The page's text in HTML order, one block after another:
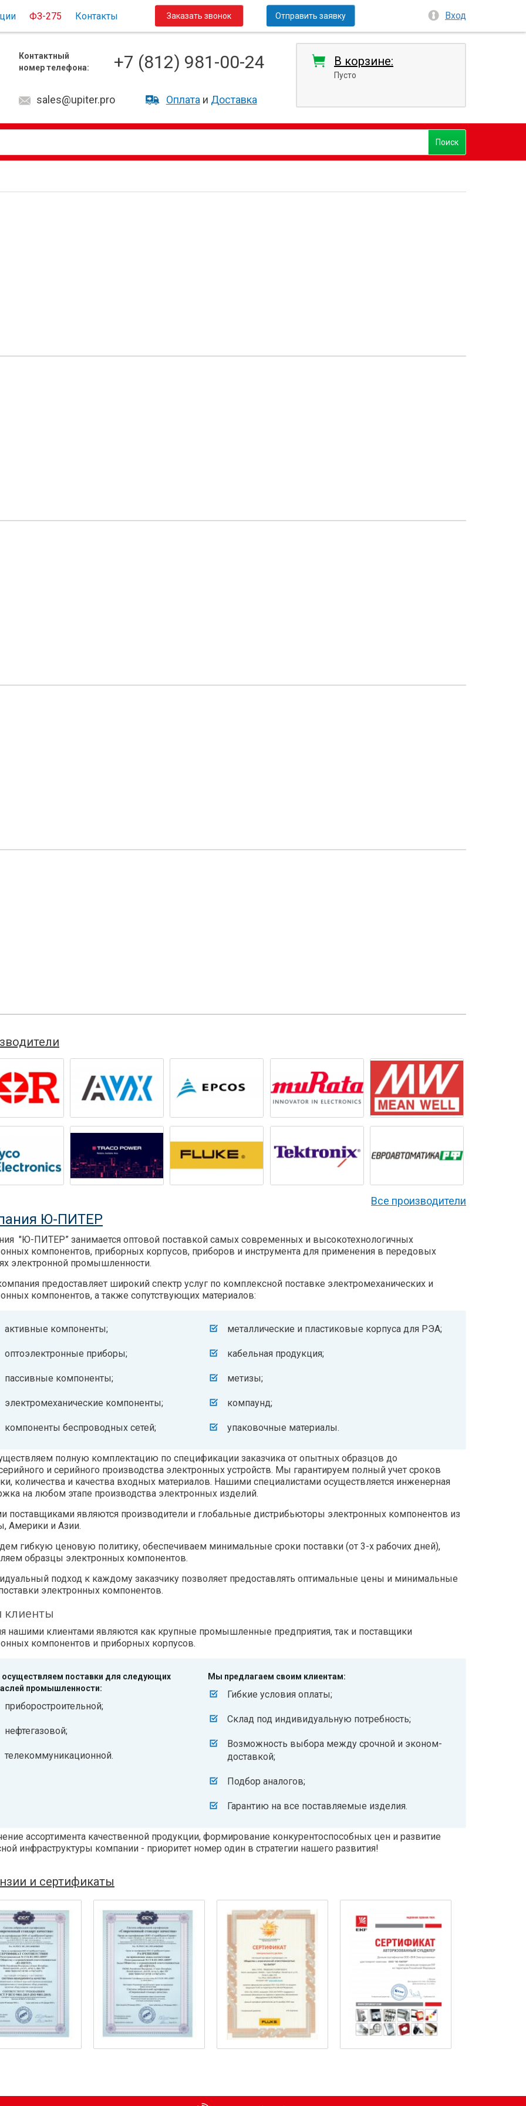
ФЗ-275 Контакты За­ка­зать зво­нок Отправить заявку Вход
Контактный
номер телефона:
+7 (812) 981-00-24
sales@upiter.pro Оплата и Доставка
В корзине:
Пусто
Все производители
Ю-ПИТЕР
"Ю-ПИТЕР” занимается оптовой поставкой самых современных и высокотехнологичных
компонентов, приборных корпусов, приборов и инструмента для применения в передовых
электронной промышленности.
предоставляет широкий спектр услуг по комплексной поставке электромеханических и
компонентов, а также сопутствующих материалов:
активные компоненты;
оптоэлектронные приборы;
пассивные компоненты;
электромеханические компоненты;
компоненты беспроводных сетей;
металлические и пластиковые корпуса для РЭА;
кабельная продукция;
метизы;
компаунд;
упаковочные материалы.
полную комплектацию по спецификации заказчика от опытных образцов до
и серийного производства электронных устройств. Мы гарантируем полный учет сроков
количества и качества входных материалов. Нашими специалистами осуществляется инженерная
на любом этапе производства электронных изделий.
поставщиками являются производители и глобальные дистрибьюторы электронных компонентов из
Америки и Азии.
гибкую ценовую политику, обеспечиваем минимальные сроки поставки (от 3-х рабочих дней),
образцы электронных компонентов.
подход к каждому заказчику позволяет предоставлять оптимальные цены и минимальные
электронных компонентов.
нашими клиентами являются как крупные промышленные предприятия, так и поставщики
компонентов и приборных корпусов.
поставки для следующих
промышленности:
приборостроительной;
нефтегазовой;
телекоммуникационной.
Мы предлагаем своим клиентам:
Гибкие условия оплаты;
Склад под индивидуальную потребность;
Возможность выбора между срочной и эконом-
доставкой;
Подбор аналогов;
Гарантию на все поставляемые изделия.
ассортимента качественной продукции, формирование конкурентоспособных цен и развитие
инфраструктуры компании - приоритет номер один в стратегии нашего развития!
и сертификаты